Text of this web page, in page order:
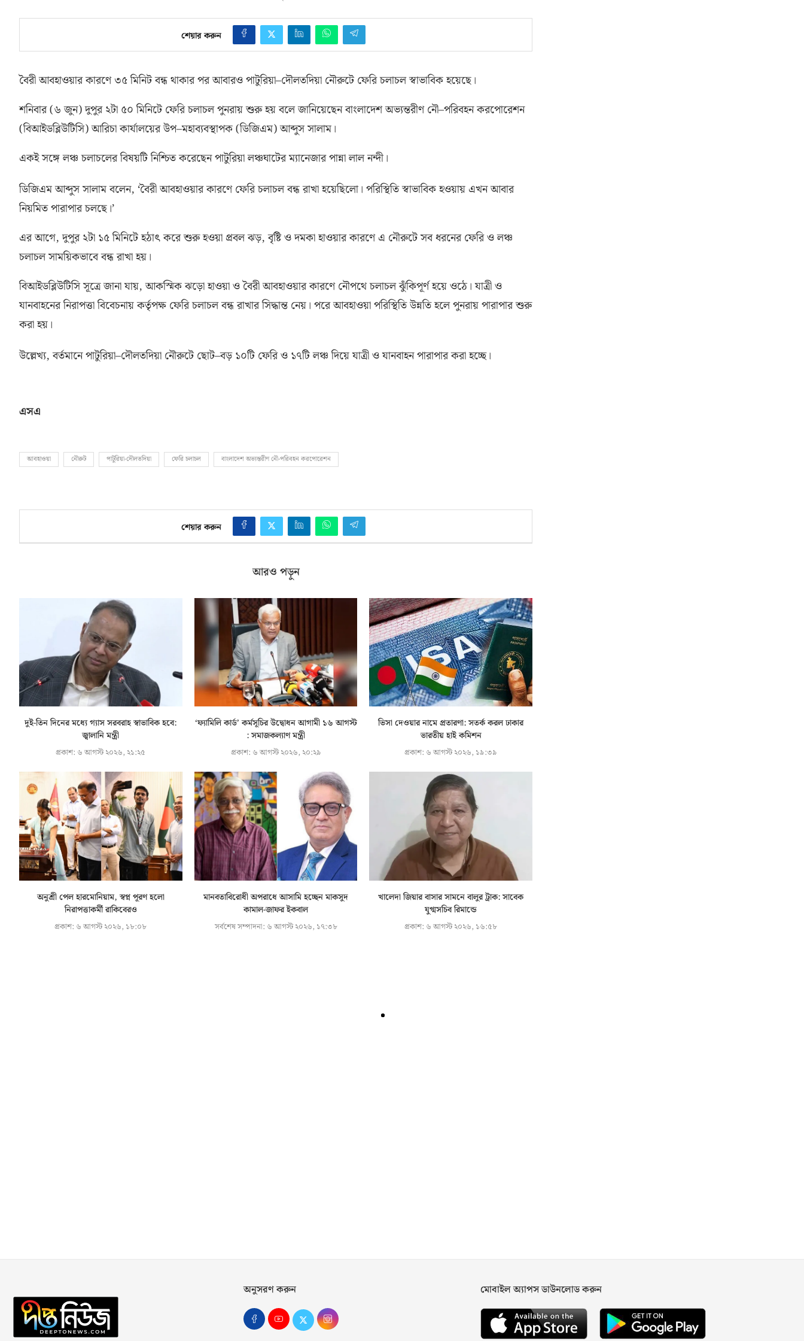
শেয়ার করুন
বৈরী আবহাওয়ার কারণে ৩৫ মিনিট বন্ধ থাকার পর আবারও পাটুরিয়া–দৌলতদিয়া নৌরুটে ফেরি চলাচল স্বাভাবিক হয়েছে।
শনিবার(৬ জুন)দুপুর ২টা ৫০ মিনিটে ফেরি চলাচল পুনরায় শুরু হয় বলে জানিয়েছেন বাংলাদেশ অভ্যন্তরীণ নৌ–পরিবহন করপোরেশন
(বিআইডব্লিউটিসি)আরিচা কার্যালয়ের উপ–মহাব্যবস্থাপক(ডিজিএম)আব্দুস সালাম।
একই সঙ্গে লঞ্চ চলাচলের বিষয়টি নিশ্চিত করেছেন পাটুরিয়া লঞ্চঘাটের ম্যানেজার পান্না লাল নন্দী।
ডিজিএম আব্দুস সালাম বলেন, ‘বৈরী আবহাওয়ার কারণে ফেরি চলাচল বন্ধ রাখা হয়েছিলো। পরিস্থিতি স্বাভাবিক হওয়ায় এখন আবার
নিয়মিত পারাপার চলছে।’
এর আগে,দুপুর ২টা ১৫ মিনিটে হঠাৎ করে শুরু হওয়া প্রবল ঝড়,বৃষ্টি ও দমকা হাওয়ার কারণে এ নৌরুটে সব ধরনের ফেরি ও লঞ্চ
চলাচল সাময়িকভাবে বন্ধ রাখা হয়।
বিআইডব্লিউটিসি সূত্রে জানা যায়,আকস্মিক ঝড়ো হাওয়া ও বৈরী আবহাওয়ার কারণে নৌপথে চলাচল ঝুঁকিপূর্ণ হয়ে ওঠে। যাত্রী ও
যানবাহনের নিরাপত্তা বিবেচনায় কর্তৃপক্ষ ফেরি চলাচল বন্ধ রাখার সিদ্ধান্ত নেয়। পরে আবহাওয়া পরিস্থিতি উন্নতি হলে পুনরায় পারাপার শুরু
করা হয়।
উল্লেখ্য,বর্তমানে পাটুরিয়া–দৌলতদিয়া নৌরুটে ছোট–বড় ১০টি ফেরি ও ১৭টি লঞ্চ দিয়ে যাত্রী ও যানবাহন পারাপার করা হচ্ছে।
এসএ
আবহাওয়া নৌরুট পাটুরিয়া-দৌলতদিয়া ফেরি চলাচল বাংলাদেশ অভ্যন্তরীণ নৌ-পরিবহন করপোরেশন
শেয়ার করুন
আরও পড়ুন
দুই-তিন দিনের মধ্যে গ্যাস সরবরাহ স্বাভাবিক হবে:
জ্বালানি মন্ত্রী
প্রকাশ: ৬ আগস্ট ২০২৬, ২১:২৫
‘ফ্যামিলি কার্ড’ কর্মসূচির উদ্বোধন আগামী ১৬ আগস্ট
: সমাজকল্যাণ মন্ত্রী
প্রকাশ: ৬ আগস্ট ২০২৬, ২০:২৯
ভিসা দেওয়ার নামে প্রতারণা: সতর্ক করল ঢাকার
ভারতীয় হাই কমিশন
প্রকাশ: ৬ আগস্ট ২০২৬, ১৯:৩৯
অনুশ্রী পেল হারমোনিয়াম, স্বপ্ন পূরণ হলো
নিরাপত্তাকর্মী রাকিবেরও
প্রকাশ: ৬ আগস্ট ২০২৬, ১৮:০৮
মানবতাবিরোধী অপরাধে আসামি হচ্ছেন মাকসুদ
কামাল-জাফর ইকবাল
সর্বশেষ সম্পাদনা: ৬ আগস্ট ২০২৬, ১৭:৩৮
খালেদা জিয়ার বাসার সামনে বালুর ট্রাক: সাবেক
যুগ্মসচিব রিমান্ডে
প্রকাশ: ৬ আগস্ট ২০২৬, ১৬:৫৮
অনুসরণ করুন মোবাইল অ্যাপস ডাউনলোড করুন